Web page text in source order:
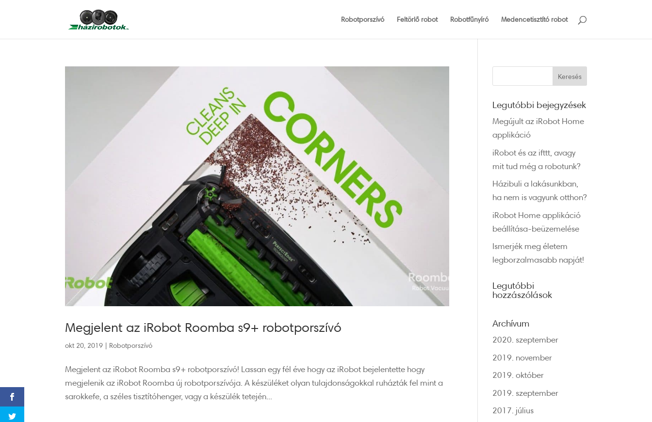
Robotporszívó Feltörlő robot Robotfűnyíró Medencetisztító robot
Megjelent az iRobot Roomba s9+ robotporszívó
okt 20, 2019 | Robotporszívó
Megjelent az iRobot Roomba s9+ robotporszívó! Lassan egy fél éve hogy az iRobot bejelentette hogy
megjelenik az iRobot Roomba új robotporszívója. A készüléket olyan tulajdonságokkal ruházták fel mint a
sarokkefe, a széles tisztítóhenger, vagy a készülék tetején...
Legutóbbi bejegyzések
Megújult az iRobot Home
applikáció
iRobot és az ifttt, avagy
mit tud még a robotunk?
Házibuli a lakásunkban,
ha nem is vagyunk otthon?
iRobot Home applikáció
beállítása-beüzemelése
Ismerjék meg életem
legborzalmasabb napját!
Legutóbbi
hozzászólások
Archívum
2020. szeptember
2019. november
2019. október
2019. szeptember
2017. július